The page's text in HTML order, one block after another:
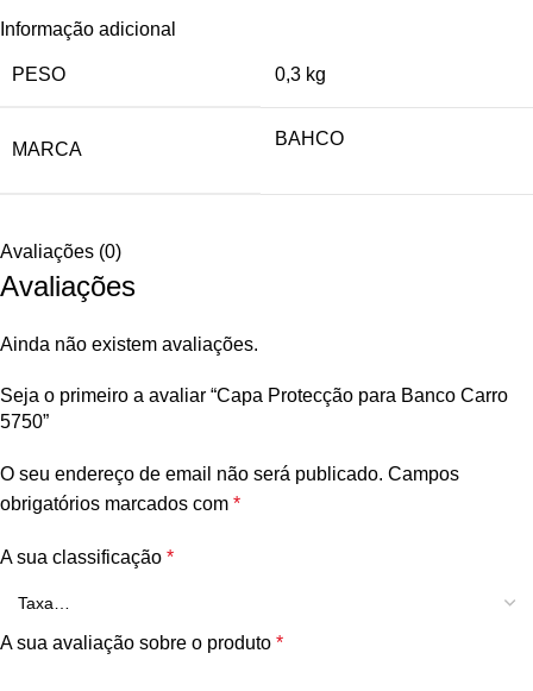
Informação adicional
PESO 0,3 kg
MARCA
BAHCO
Avaliações (0)
Avaliações
Ainda não existem avaliações.
Seja o primeiro a avaliar “Capa Protecção para Banco Carro
5750”
O seu endereço de email não será publicado. Campos
obrigatórios marcados com *
A sua classificação *
A sua avaliação sobre o produto *